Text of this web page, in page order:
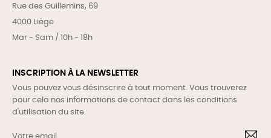
Rue des Guillemins, 69
4000 Liège
Mar - Sam / 10h - 18h
INSCRIPTION À LA NEWSLETTER
Vous pouvez vous désinscrire à tout moment. Vous trouverez
pour cela nos informations de contact dans les conditions
d'utilisation du site.